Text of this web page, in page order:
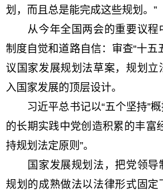
划，而且总是能完成这些规划。”
从今年全国两会的重要议程
制度自觉和道路自信：审查“十五
议国家发展规划法草案，规划立
入国家发展的顶层设计。
习近平总书记以“五个坚持”概
的长期实践中党创造积累的丰富
持规划法定原则”。
国家发展规划法，把党领导
规划的成熟做法以法律形式固定